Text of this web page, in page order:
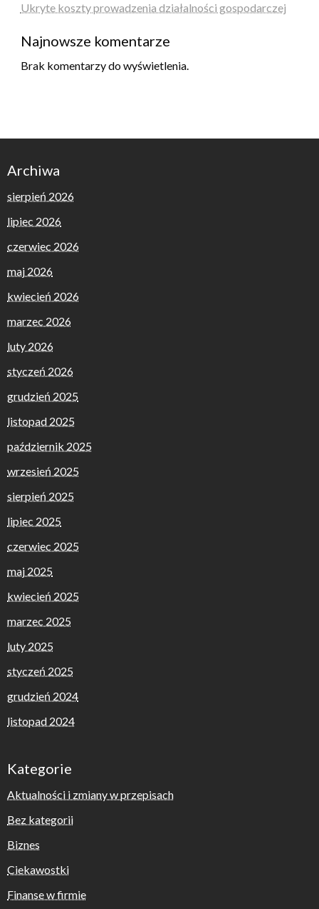
Ukryte koszty prowadzenia działalności gospodarczej
Najnowsze komentarze
Brak komentarzy do wyświetlenia.
Archiwa
sierpień 2026
lipiec 2026
czerwiec 2026
maj 2026
kwiecień 2026
marzec 2026
luty 2026
styczeń 2026
grudzień 2025
listopad 2025
październik 2025
wrzesień 2025
sierpień 2025
lipiec 2025
czerwiec 2025
maj 2025
kwiecień 2025
marzec 2025
luty 2025
styczeń 2025
grudzień 2024
listopad 2024
Kategorie
Aktualności i zmiany w przepisach
Bez kategorii
Biznes
Ciekawostki
Finanse w firmie